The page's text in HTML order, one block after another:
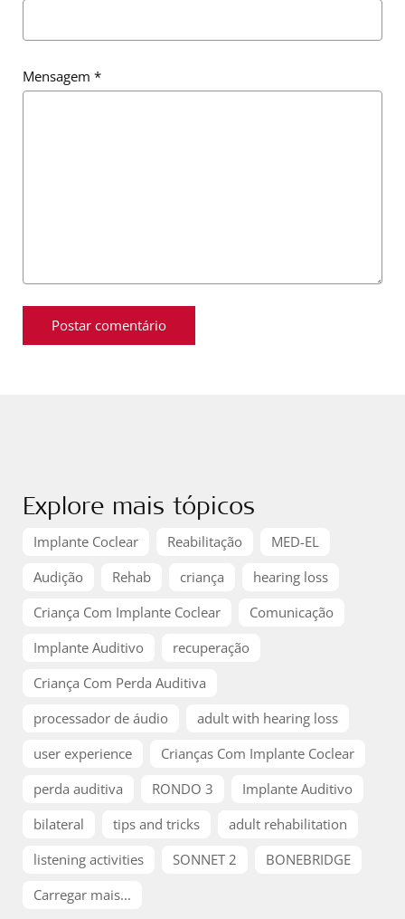
Mensagem *
Explore mais tópicos
Implante Coclear Reabilitação
MED-EL
Audição
Rehab criança
hearing loss
Criança Com Implante Coclear
Comunicação
Implante Auditivo
recuperação
Criança Com Perda Auditiva
processador de áudio
adult with hearing loss
user experience
Crianças Com Implante Coclear
perda auditiva
RONDO 3
Implante Auditivo
bilateral
tips and tricks
adult rehabilitation
listening activities
SONNET 2
BONEBRIDGE
Carregar mais...